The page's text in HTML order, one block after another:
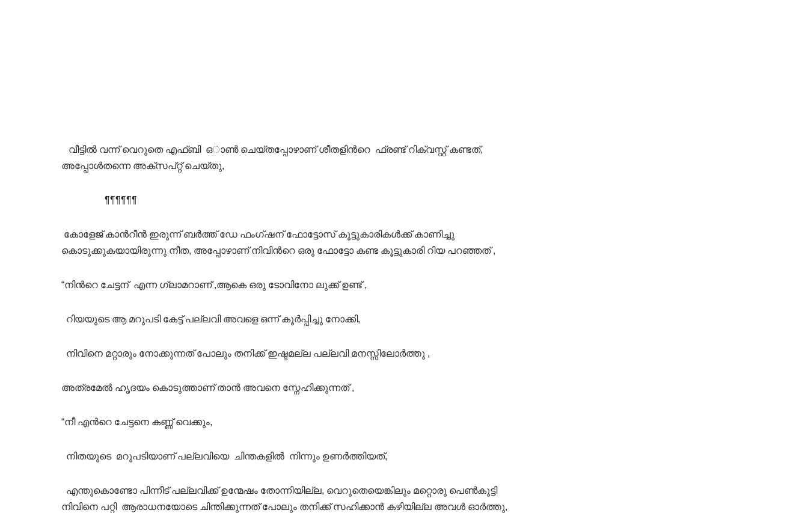
വീട്ടിൽ വന്ന് വെറുതെ എഫ്ബി ഒാൺ ചെയ്തപ്പോഴാണ് ശീതളിൻറെ ഫ്രണ്ട് റിക്വസ്റ്റ് കണ്ടത്,
അപ്പോൾതന്നെ അക്സപ്റ്റ് ചെയ്തു,
¶¶¶¶¶¶
കോളേജ് കാൻറീൻ ഇരുന്ന് ബർത്ത് ഡേ ഫംഗ്ഷന് ഫോട്ടോസ് കൂട്ടുകാരികൾക്ക് കാണിച്ചു
കൊടുക്കുകയായിരുന്നു നീത, അപ്പോഴാണ് നിവിൻറെ ഒരു ഫോട്ടോ കണ്ട കൂട്ടുകാരി റിയ പറഞ്ഞത് ,
“നിൻറെ ചേട്ടന് എന്ന ഗ്ലാമറാണ് ,ആകെ ഒരു ടോവിനോ ലുക്ക് ഉണ്ട് ,
റിയയുടെ ആ മറുപടി കേട്ട് പല്ലവി അവളെ ഒന്ന് കൂർപ്പിച്ചു നോക്കി,
നിവിനെ മറ്റാരും നോക്കുന്നത് പോലും തനിക്ക് ഇഷ്ടമല്ല പല്ലവി മനസ്സിലോർത്തു ,
അത്രമേൽ ഹൃദയം കൊടുത്താണ് താൻ അവനെ സ്നേഹിക്കുന്നത് ,
“നീ എൻറെ ചേട്ടനെ കണ്ണ് വെക്കും,
നിതയുടെ മറുപടിയാണ് പല്ലവിയെ ചിന്തകളിൽ നിന്നും ഉണർത്തിയത്,
എന്തുകൊണ്ടോ പിന്നീട് പല്ലവിക്ക് ഉന്മേഷം തോന്നിയില്ല, വെറുതെയെങ്കിലും മറ്റൊരു പെൺകുട്ടി
നിവിനെ പറ്റി ആരാധനയോടെ ചിന്തിക്കുന്നത് പോലും തനിക്ക് സഹിക്കാൻ കഴിയില്ല അവൾ ഓർത്തു,